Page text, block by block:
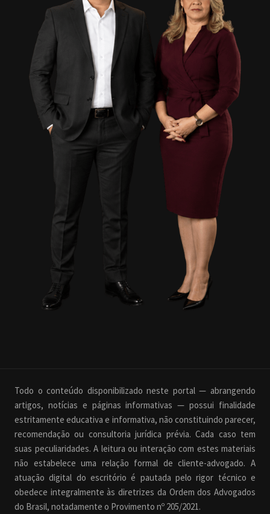
Todo o conteúdo disponibilizado neste portal — abrangendo
artigos, notícias e páginas informativas — possui finalidade
estritamente educativa e informativa, não constituindo parecer,
recomendação ou consultoria jurídica prévia. Cada caso tem
suas peculiaridades. A leitura ou interação com estes materiais
não estabelece uma relação formal de cliente-advogado. A
atuação digital do escritório é pautada pelo rigor técnico e
obedece integralmente às diretrizes da Ordem dos Advogados
do Brasil, notadamente o Provimento nº 205/2021.